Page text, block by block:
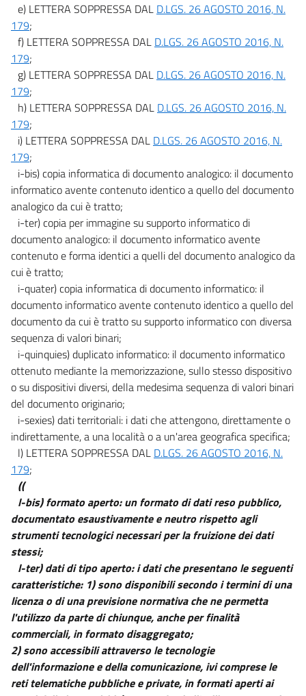
51
53
54
56
57
Sezione II
Fruibilità dei dati
58
59
60
61
62
62 bis
62 ter
62 quater
62 quinquies
62 sexies
Sezione III
((Identità digitali, istanze e servizi on-line))
63
64 ter
64 quater
((...))
66
Capo VI
SVILUPPO, ACQUISIZIONE E RIUSO DI SISTEMI INFORMATICI NELLE
PUBBLICHE AMMINISTRAZIONI
67
68
e) LETTERA SOPPRESSA DAL D.LGS. 26 AGOSTO 2016, N.
179;
f) LETTERA SOPPRESSA DAL D.LGS. 26 AGOSTO 2016, N.
179;
g) LETTERA SOPPRESSA DAL D.LGS. 26 AGOSTO 2016, N.
179;
h) LETTERA SOPPRESSA DAL D.LGS. 26 AGOSTO 2016, N.
179;
i) LETTERA SOPPRESSA DAL D.LGS. 26 AGOSTO 2016, N.
179;
i-bis) copia informatica di documento analogico: il documento
informatico avente contenuto identico a quello del documento
analogico da cui è tratto;
i-ter) copia per immagine su supporto informatico di
documento analogico: il documento informatico avente
contenuto e forma identici a quelli del documento analogico da
cui è tratto;
i-quater) copia informatica di documento informatico: il
documento informatico avente contenuto identico a quello del
documento da cui è tratto su supporto informatico con diversa
sequenza di valori binari;
i-quinquies) duplicato informatico: il documento informatico
ottenuto mediante la memorizzazione, sullo stesso dispositivo
o su dispositivi diversi, della medesima sequenza di valori binari
del documento originario;
i-sexies) dati territoriali: i dati che attengono, direttamente o
indirettamente, a una località o a un'area geografica specifica;
l) LETTERA SOPPRESSA DAL D.LGS. 26 AGOSTO 2016, N.
179;
((
l-bis) formato aperto: un formato di dati reso pubblico,
documentato esaustivamente e neutro rispetto agli
strumenti tecnologici necessari per la fruizione dei dati
stessi;
l-ter) dati di tipo aperto: i dati che presentano le seguenti
caratteristiche: 1) sono disponibili secondo i termini di una
licenza o di una previsione normativa che ne permetta
l'utilizzo da parte di chiunque, anche per finalità
commerciali, in formato disaggregato;
2) sono accessibili attraverso le tecnologie
dell'informazione e della comunicazione, ivi comprese le
reti telematiche pubbliche e private, in formati aperti ai